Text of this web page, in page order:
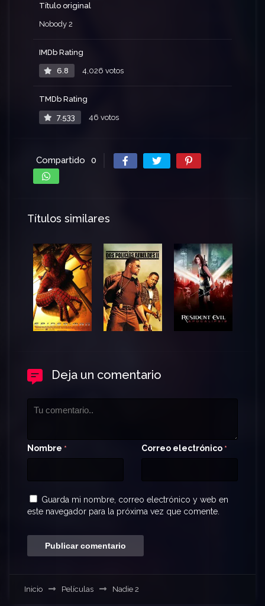
Título original
Nobody 2
IMDb Rating
6.8 4,026 votos
TMDb Rating
7.533 46 votos
Compartido 0
Títulos similares
Deja un comentario
Nombre * Correo electrónico *
Guarda mi nombre, correo electrónico y web en
este navegador para la próxima vez que comente.
Inicio Películas Nadie 2